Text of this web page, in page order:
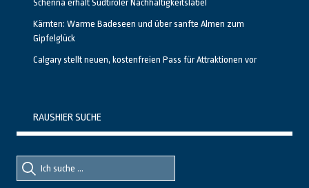
Schenna erhält Südtiroler Nachhaltigkeitslabel
Kärnten: Warme Badeseen und über sanfte Almen zum
Gipfelglück
Calgary stellt neuen, kostenfreien Pass für Attraktionen vor
RAUSHIER SUCHE
Suche
nach::
Suche
nach: